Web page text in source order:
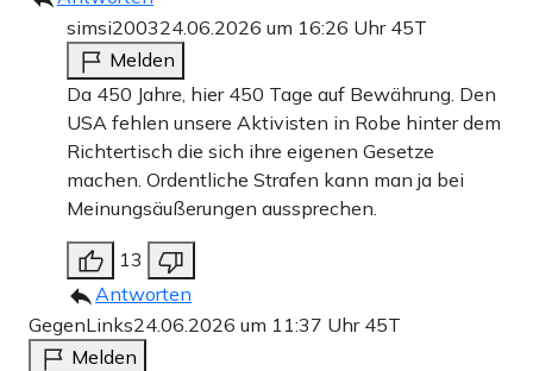
simsi200324.06.2026 um 16:26 Uhr 45T
Melden
Da 450 Jahre, hier 450 Tage auf Bewährung. Den
USA fehlen unsere Aktivisten in Robe hinter dem
Richtertisch die sich ihre eigenen Gesetze
machen. Ordentliche Strafen kann man ja bei
Meinungsäußerungen aussprechen.
13
Antworten
GegenLinks24.06.2026 um 11:37 Uhr 45T
Melden